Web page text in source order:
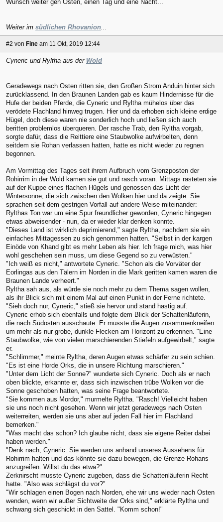
Wunsch weiter gen Osten, einen Tag und eine Nacht...
Weiter im südlichen Rhovanion
#2 von Fine am 11 Okt, 2019 12:44
Cyneric und Ryltha aus der Wold
Geradewegs nach Osten ritten sie, den Großen Strom Anduin hinter sich
zurücklassend. In den Braunen Landen gab es kaum Hindernisse für die
Hufe der beiden Pferde, die Cyneric und Ryltha mühelos über das
verödete Flachland hinweg trugen. Hier und da erhoben sich kleine erdige
Hügel, doch diese waren nie sonderlich hoch und ließen sich auch
beritten problemlos überqueren. Der rasche Trab, den Ryltha vorgab,
sorgte dafür, dass die Reittiere eine Staubwolke aufwirbelten, denn
seitdem sie Rohan verlassen hatten, hatte es nicht wieder zu regnen
begonnen.
Am Vormittag des Tages seit ihrem Aufbruch vom Grenzposten der
Rohirrim in der Wold kamen sie gut und rasch voran. Mittags rasteten sie
auf der Kuppe eines flachen Hügels und genossen das Licht der
Wintersonne, die sich zwischen den Wolken hier und da zeigte. Sie
sprachen seit dem gestrigen Vorfall auf andere Weise miteinander:
Rylthas Ton war um eine Spur freundlicher geworden, Cyneric hingegen
etwas abweisender - nun, da er wieder klar denken konnte.
"Dieses Land ist wirklich deprimierend," sagte Ryltha, nachdem sie ein
einfaches Mittagessen zu sich genommen hatten. "Selbst in der kargen
Einöde von Khand gibt es mehr Leben als hier. Ich frage mich, was hier
wohl geschehen sein muss, um diese Gegend so zu verwüsten."
"Ich weiß es nicht," antwortete Cyneric. "Schon als die Vorväter der
Eorlingas aus den Tälern im Norden in die Mark geritten kamen waren die
Braunen Lande verheert."
Ryltha sah aus, als würde sie noch mehr zu dem Thema sagen wollen,
als ihr Blick sich mit einem Mal auf einen Punkt in der Ferne richtete.
"Sieh doch nur, Cyneric," stieß sie hervor und stand hastig auf.
Cyneric erhob sich ebenfalls und folgte dem Blick der Schattenläuferin,
die nach Südosten ausschaute. Er musste die Augen zusammenkneifen
um mehr als nur grobe, dunkle Flecken am Horizont zu erkennen. "Eine
Staubwolke, wie von vielen marschierenden Stiefeln aufgewirbelt," sagte
er.
"Schlimmer," meinte Ryltha, deren Augen etwas schärfer zu sein schien.
"Es ist eine Horde Orks, die in unsere Richtung marschieren."
"Unter dem Licht der Sonne?" wunderte sich Cyneric. Doch als er nach
oben blickte, erkannte er, dass sich inzwischen trübe Wolken vor die
Sonne geschoben hatten, was seine Frage beantwortete.
"Sie kommen aus Mordor," murmelte Ryltha. "Rasch! Vielleicht haben
sie uns noch nicht gesehen. Wenn wir jetzt geradewegs nach Osten
weiterreiten, werden sie uns aber auf jeden Fall hier im Flachland
bemerken."
"Was macht das schon? Ich glaube nicht, dass sie eigene Reiter dabei
haben werden."
"Denk nach, Cyneric. Sie werden uns anhand unseres Aussehens für
Rohirrim halten und das könnte sie dazu bewegen, die Grenze Rohans
anzugreifen. Willst du das etwa?"
Zerknirscht musste Cyneric zugeben, dass die Schattenläuferin Recht
hatte. "Also was schlägst du vor?"
"Wir schlagen einen Bogen nach Norden, ehe wir uns wieder nach Osten
wenden, wenn wir außer Sichtweite der Orks sind," erklärte Ryltha und
schwang sich geschickt in den Sattel. "Komm schon!"